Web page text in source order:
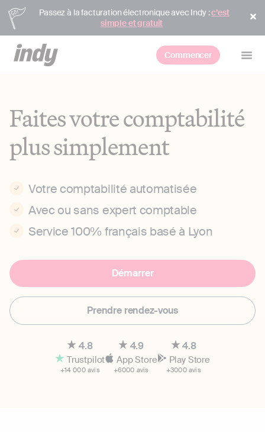
Passez à la facturation électronique avec Indy :c’est
simple et gratuit
Commencer
Faites votre comptabilité
plus simplement
Votre comptabilité automatisée
Avec ou sans expert comptable
Service 100% français basé à Lyon
Démarrer
Prendre rendez-vous
4.8
Trustpilot
+14 000 avis
4.9
App Store
+6000 avis
4.8
Play Store
+3000 avis